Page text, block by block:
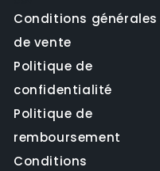
Conditions générales
de vente
Politique de
confidentialité
Politique de
remboursement
Conditions